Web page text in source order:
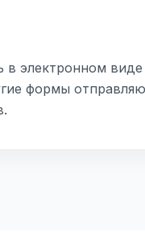
в электронном
формы